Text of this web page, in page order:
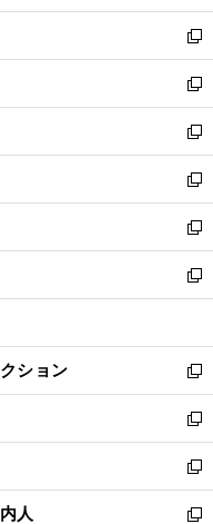
開
く
ウ
で
開
く
ン
ド
ウ
で
開
く
新
し
い
ウ
ィ
ン
ド
ウ
で
開
く
新
し
い
ウ
ィ
ン
ド
ウ
で
開
新
し
い
ウ
ィ
ン
ド
ウ
開
く
新
し
い
ウ
ィ
ン
ウ
で
開
く
新
し
い
ウ
ン
ド
ウ
で
開
く
新
し
ウ
ィ
ン
ド
ウ
で
開
く
ション
新
し
い
ウ
ィ
ン
ド
新
し
い
ウ
ィ
新
し
い
人
新